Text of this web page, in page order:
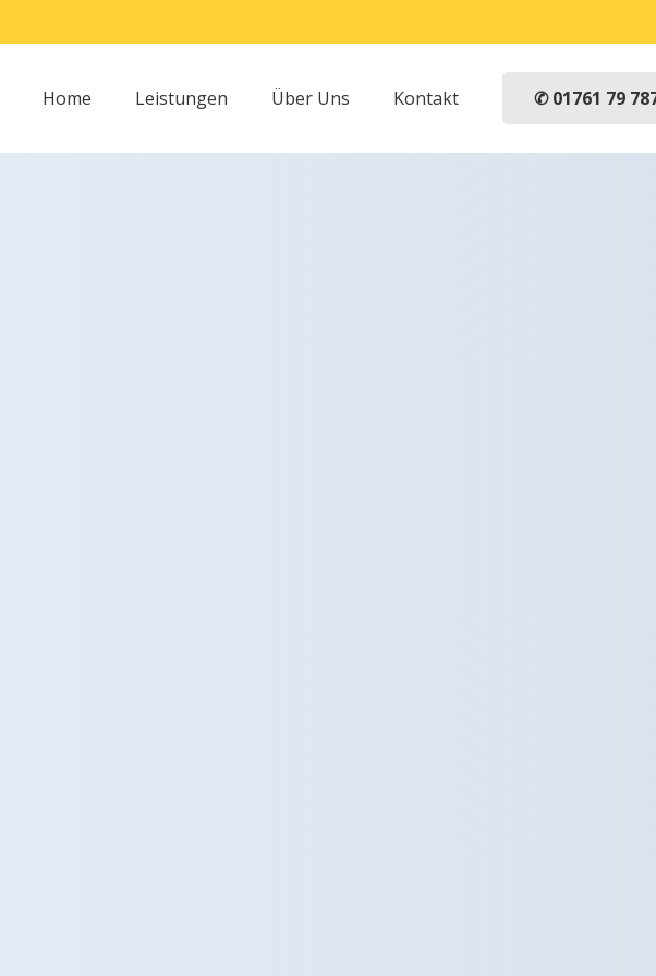
Home Leistungen Über Uns Kontakt ✆ 01761 79